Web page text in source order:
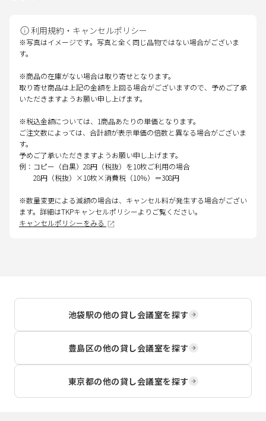
利用規約・キャンセルポリシー
※写真はイメージです。写真と全く同じ品物ではない場合がございま
す。
※商品の在庫がない場合は取り寄せとなります。
取り寄せ商品は上記の金額を上回る場合がございますので、予めご了承
いただきますようお願い申し上げます。
※税込金額については、1商品あたりの単価となります。
ご注文数によっては、合計額が表示単価の倍数と異なる場合がございま
す。
予めご了承いただきますようお願い申し上げます。
例：コピー（白黒）28円（税抜）を10枚ご利用の場合
28円（税抜）×10枚×消費税（10％）＝308円
※数量変更による減額の場合は、キャンセル料が発生する場合がござい
ます。詳細はTKPキャンセルポリシーよりご覧ください。
キャンセルポリシーをみる
池袋駅の他の貸し会議室を探す
豊島区の他の貸し会議室を探す
東京都の他の貸し会議室を探す